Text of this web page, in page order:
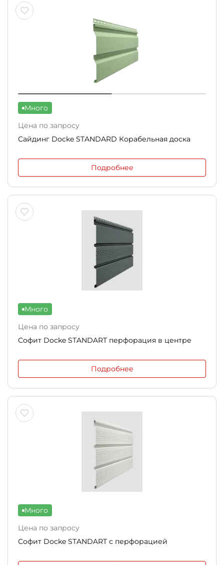
Много
Цена по запросу
Сайдинг Docke STANDARD Корабельная доска
Подробнее
Много
Цена по запросу
Софит Docke STANDART перфорация в центре
Подробнее
Много
Цена по запросу
Софит Docke STANDART с перфорацией